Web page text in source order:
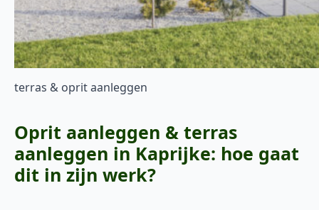
terras & oprit aanleggen
Oprit aanleggen & terras
aanleggen in Kaprijke: hoe gaat
dit in zijn werk?